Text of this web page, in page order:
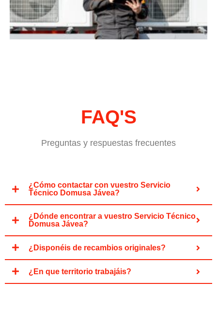
FAQ'S
Preguntas y respuestas frecuentes
¿Cómo contactar con vuestro Servicio
Técnico Domusa Jávea?
¿Dónde encontrar a vuestro Servicio Técnico
Domusa Jávea?
¿Disponéis de recambios originales?
¿En que territorio trabajáis?